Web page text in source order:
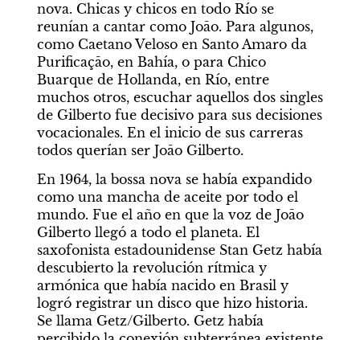
nova. Chicas y chicos en todo Río se
reunían a cantar como Joāo. Para algunos,
como Caetano Veloso en Santo Amaro da
Purificaçāo, en Bahía, o para Chico
Buarque de Hollanda, en Río, entre
muchos otros, escuchar aquellos dos singles
de Gilberto fue decisivo para sus decisiones
vocacionales. En el inicio de sus carreras
todos querían ser Joāo Gilberto.
En 1964, la bossa nova se había expandido
como una mancha de aceite por todo el
mundo. Fue el año en que la voz de Joāo
Gilberto llegó a todo el planeta. El
saxofonista estadounidense Stan Getz había
descubierto la revolución rítmica y
armónica que había nacido en Brasil y
logró registrar un disco que hizo historia.
Se llama Getz/Gilberto. Getz había